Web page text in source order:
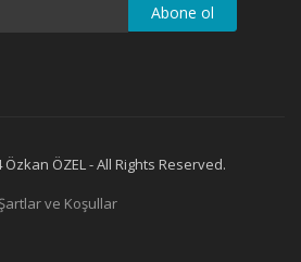
Abone ol
ÖZEL - All Rights Reserved.
ve Koşullar